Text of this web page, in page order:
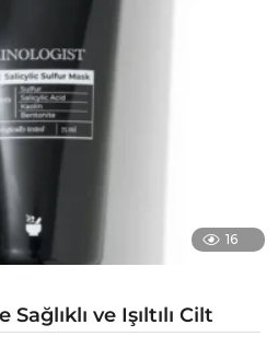
16
ve Işıltılı Cilt